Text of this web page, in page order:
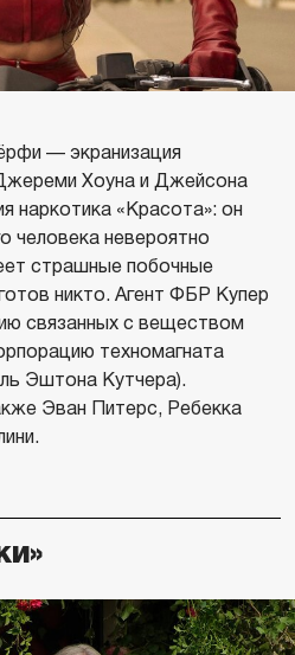
— экранизация
Хоуна и Джейсона
наркотика «Красота»: он
человека невероятно
страшные побочные
никто. Агент ФБР Купер
связанных с веществом
техномагната
Эштона Кутчера).
Эван Питерс, Ребекка